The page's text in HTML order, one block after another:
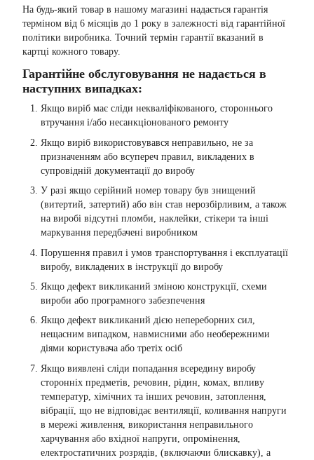
На будь-який товар в нашому магазині надається гарантія
терміном від 6 місяців до 1 року в залежності від гарантійної
політики виробника. Точний термін гарантії вказаний в
картці кожного товару.
Гарантійне обслуговування не надається в
наступних випадках:
Якщо виріб має сліди некваліфікованого, стороннього
втручання і/або несанкціонованого ремонту
Якщо виріб використовувався неправильно, не за
призначенням або всупереч правил, викладених в
супровідній документації до виробу
У разі якщо серійний номер товару був знищений
(витертий, затертий) або він став нерозбірливим, а також
на виробі відсутні пломби, наклейки, стікери та інші
маркування передбачені виробником
Порушення правил і умов транспортування і експлуатації
виробу, викладених в інструкції до виробу
Якщо дефект викликаний зміною конструкції, схеми
вироби або програмного забезпечення
Якщо дефект викликаний дією непереборних сил,
нещасним випадком, навмисними або необережними
діями користувача або третіх осіб
Якщо виявлені сліди попадання всередину виробу
сторонніх предметів, речовин, рідин, комах, впливу
температур, хімічних та інших речовин, затоплення,
вібрації, що не відповідає вентиляції, коливання напруги
в мережі живлення, використання неправильного
харчування або вхідної напруги, опромінення,
електростатичних розрядів, (включаючи блискавку), а